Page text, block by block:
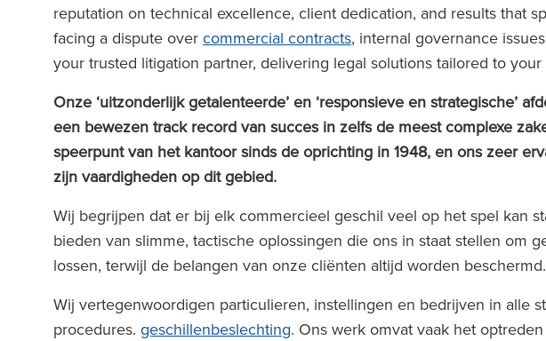
reputation on technical excellence, client dedication, and results that
facing a dispute over commercial contracts, internal governance
your trusted litigation partner, delivering legal solutions tailored to your
Onze ‘uitzonderlijk getalenteerde’ en ‘responsieve en strategische’
een bewezen track record van succes in zelfs de meest complexe
speerpunt van het kantoor sinds de oprichting in 1948, en ons zeer
zijn vaardigheden op dit gebied.
Wij begrijpen dat er bij elk commercieel geschil veel op het spel kan
bieden van slimme, tactische oplossingen die ons in staat stellen om
lossen, terwijl de belangen van onze cliënten altijd worden beschermd.
Wij vertegenwoordigen particulieren, instellingen en bedrijven in alle
procedures. geschillenbeslechting. Ons werk omvat vaak het